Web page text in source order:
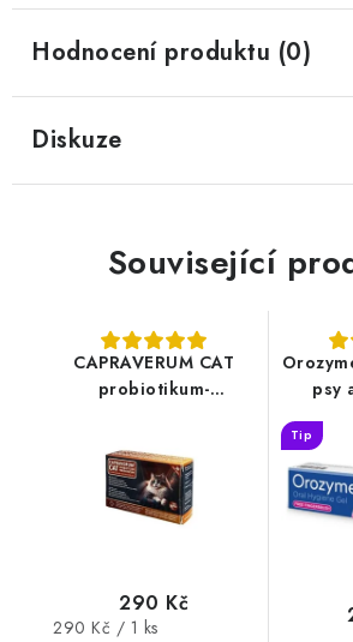
Hodnocení produktu (0)
Diskuze
Související
CAPRAVERUM CAT
probiotikum-
290 Kč
Měrná
290 Kč / 1 ks
psy
Tip